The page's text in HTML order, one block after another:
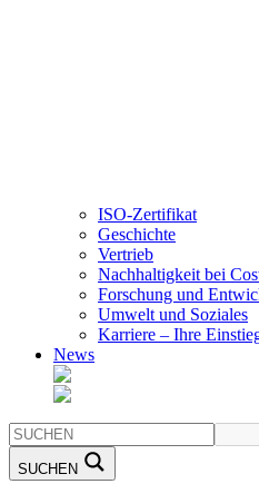
ISO-Zertifikat
Geschichte
Vertrieb
Nachhaltigkeit bei
Forschung und
Umwelt und Soziales
Karriere – Ihre
News
SUCHEN